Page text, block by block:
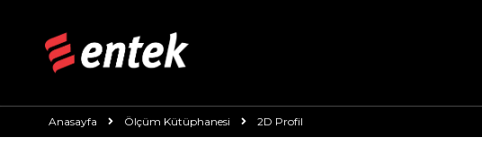
Anasayfa Ölçüm Kütüphanesi 2D Profil